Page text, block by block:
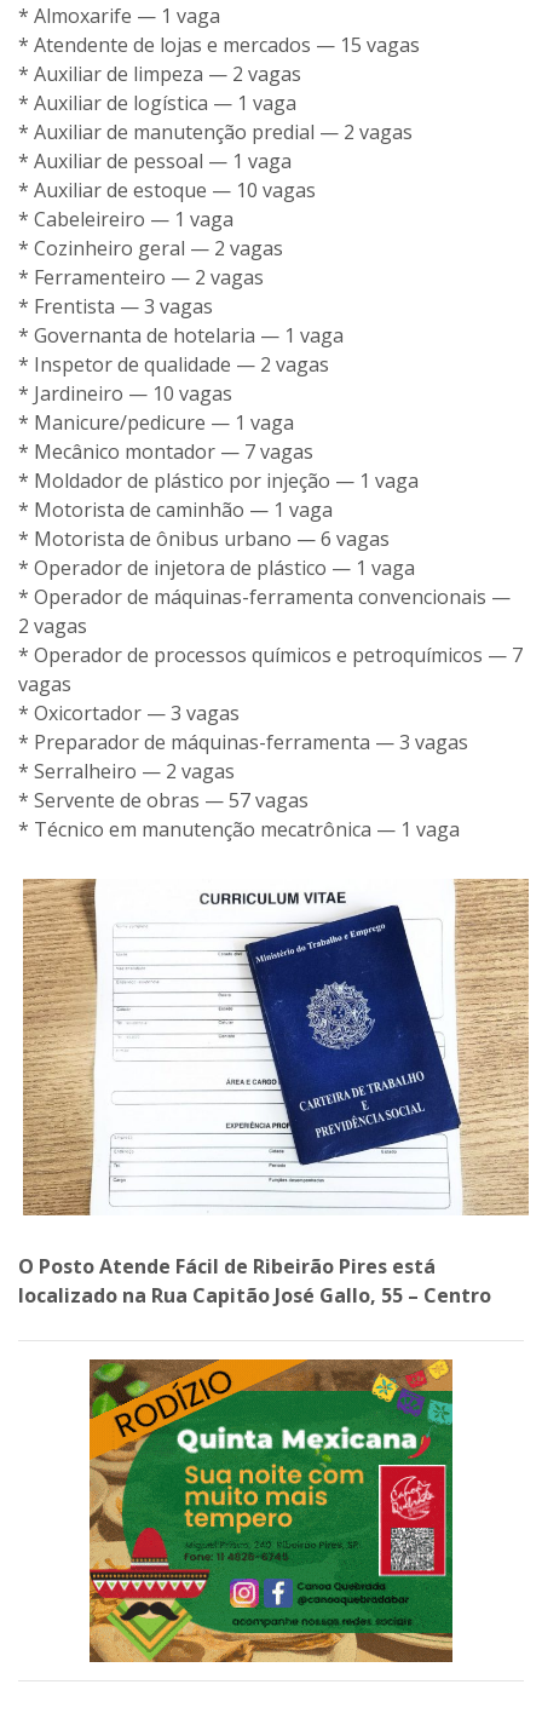
* Almoxarife — 1 vaga
* Atendente de lojas e mercados — 15 vagas
* Auxiliar de limpeza — 2 vagas
* Auxiliar de logística — 1 vaga
* Auxiliar de manutenção predial — 2 vagas
* Auxiliar de pessoal — 1 vaga
* Auxiliar de estoque — 10 vagas
* Cabeleireiro — 1 vaga
* Cozinheiro geral — 2 vagas
* Ferramenteiro — 2 vagas
* Frentista — 3 vagas
* Governanta de hotelaria — 1 vaga
* Inspetor de qualidade — 2 vagas
* Jardineiro — 10 vagas
* Manicure/pedicure — 1 vaga
* Mecânico montador — 7 vagas
* Moldador de plástico por injeção — 1 vaga
* Motorista de caminhão — 1 vaga
* Motorista de ônibus urbano — 6 vagas
* Operador de injetora de plástico — 1 vaga
* Operador de máquinas-ferramenta convencionais —
2 vagas
* Operador de processos químicos e petroquímicos — 7
vagas
* Oxicortador — 3 vagas
* Preparador de máquinas-ferramenta — 3 vagas
* Serralheiro — 2 vagas
* Servente de obras — 57 vagas
* Técnico em manutenção mecatrônica — 1 vaga
O Posto Atende Fácil de Ribeirão Pires está
localizado na Rua Capitão José Gallo, 55 – Centro